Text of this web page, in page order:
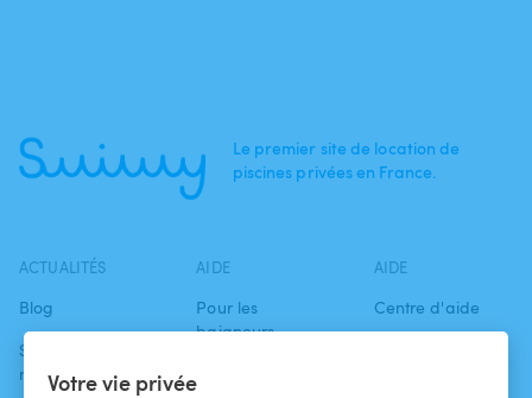
Votre vie privée
Le premier site de location de
piscines privées en France.
ACTUALITÉS
Blog
Swimmy dans les
médias
AIDE
Pour les
baigneurs
AIDE
Centre d'aide